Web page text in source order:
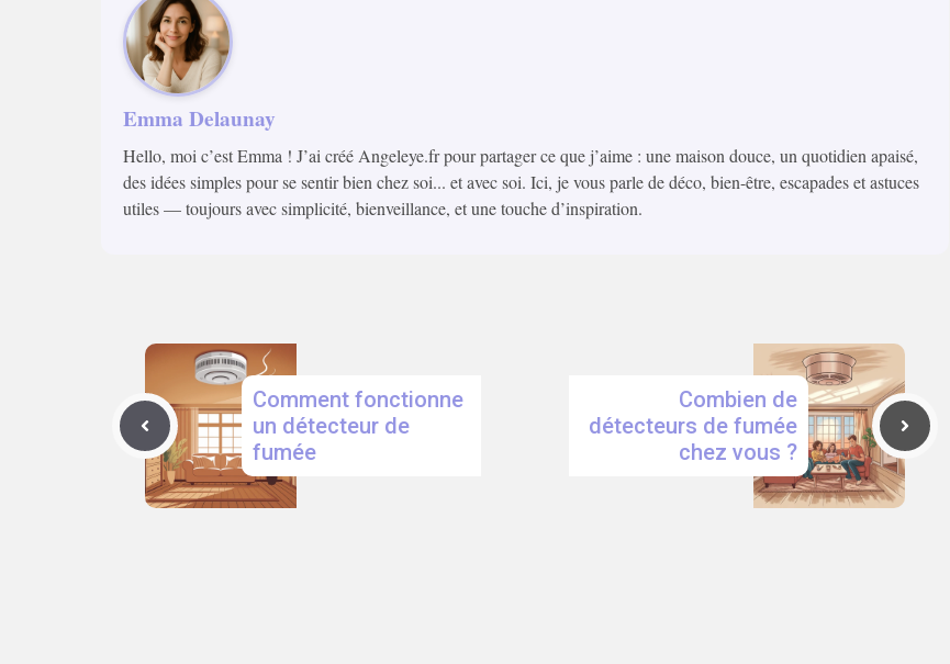
Emma Delaunay
Hello, moi c’est Emma ! J’ai créé Angeleye.fr pour partager ce que j’aime : une maison douce, un quotidien apaisé,
des idées simples pour se sentir bien chez soi... et avec soi. Ici, je vous parle de déco, bien-être, escapades et astuces
utiles — toujours avec simplicité, bienveillance, et une touche d’inspiration.
Comment fonctionne
un détecteur de
fumée
Combien de
détecteurs de fumée
chez vous ?